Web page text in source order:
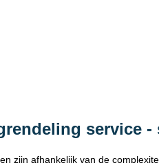
service -
zijn afhankelijk van de